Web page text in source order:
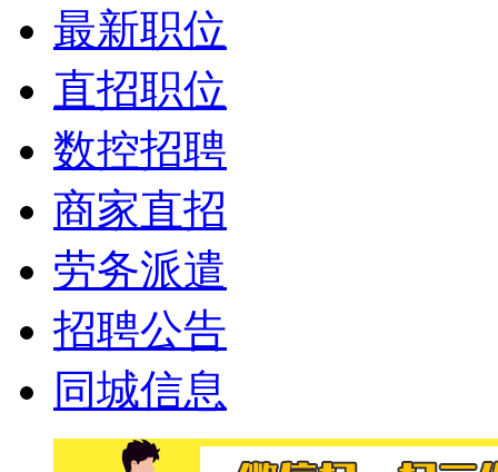
最新职位
直招职位
数控招聘
商家直招
劳务派遣
招聘公告
同城信息